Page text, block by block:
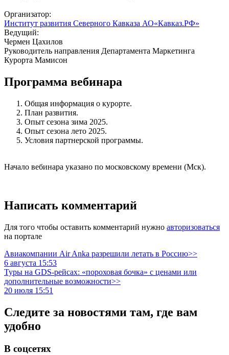
Организатор:
Институт развития Северного Кавказа АО«Кавказ.РФ»
Ведущий:
Чермен Цахилов
Руководитель направления Департамента Маркетинга
Курорта Мамисон
Программа вебинара
Общая информация о курорте.
План развития.
Опыт сезона зима 2025.
Опыт сезона лето 2025.
Условия партнерской программы.
Начало вебинара указано по московскому времени (Мск).
Написать комментарий
Для того чтобы оставить комментарий нужно авторизоваться
на портале
Авиакомпании Air Anka разрешили летать в Россию>>
6 августа 15:53
Туры на GDS-рейсах: «пороховая бочка» с ценами или
дополнительные возможности>>
20 июля 15:51
Следите за новостями там, где вам
удобно
В соцсетях